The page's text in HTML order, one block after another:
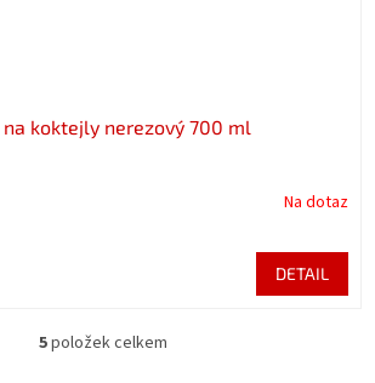
na koktejly nerezový 700 ml
Na dotaz
DETAIL
O
5položek celkem